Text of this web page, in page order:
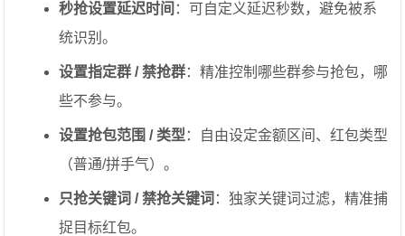
秒抢设置延迟时间 ：可自定义延迟秒数，避免被系
统识别。
设置指定群 / 禁抢群：精准控制哪些群参与抢包，哪
些不参与。
设置抢包范围 / 类型 ：自由设定金额区间、红包类型
（普通/拼手气）。
只抢关键词 / 禁抢关键词 ：独家关键词过滤，精准捕
捉目标红包。